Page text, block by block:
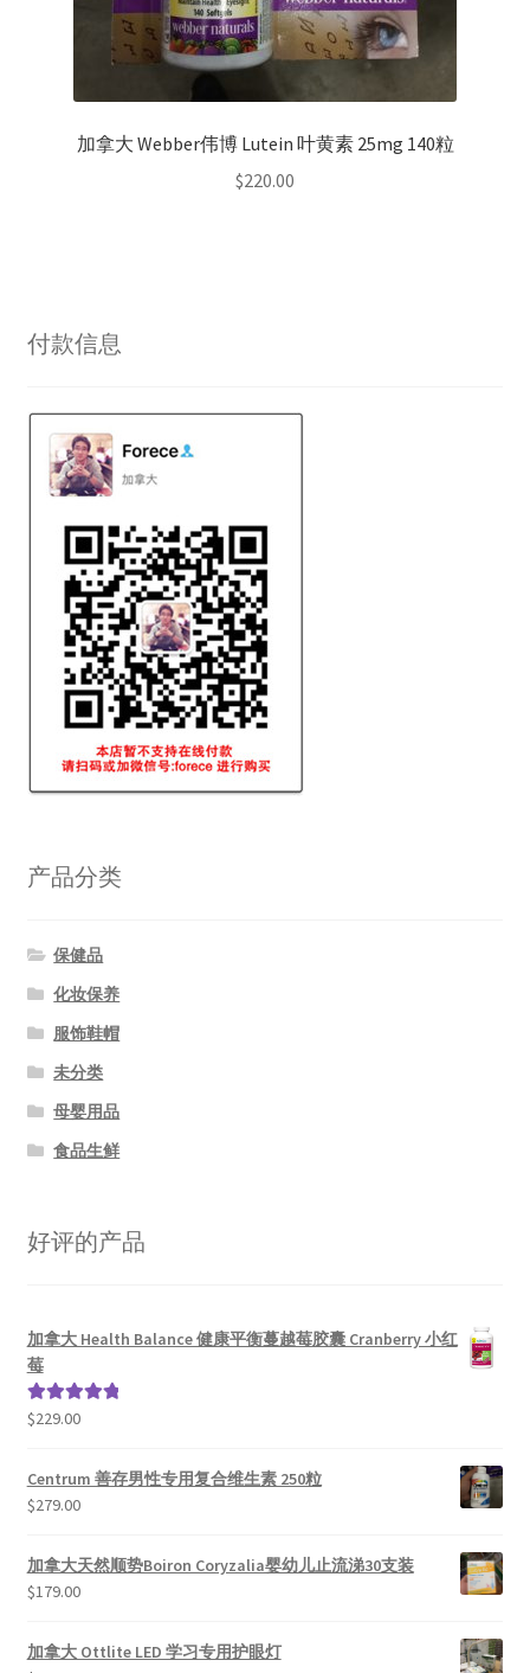
加拿大 Webber伟博 Lutein 叶黄素 25mg 140粒
$220.00
付款信息
产品分类
保健品
化妆保养
服饰鞋帽
未分类
母婴用品
食品生鲜
好评的产品
加拿大 Health Balance 健康平衡蔓越莓胶囊 Cranberry 小红
莓
评分5.00
$229.00
Centrum 善存男性专用复合维生素 250粒
$279.00
加拿大天然顺势Boiron Coryzalia婴幼儿止流涕30支装
$179.00
加拿大 Ottlite LED 学习专用护眼灯